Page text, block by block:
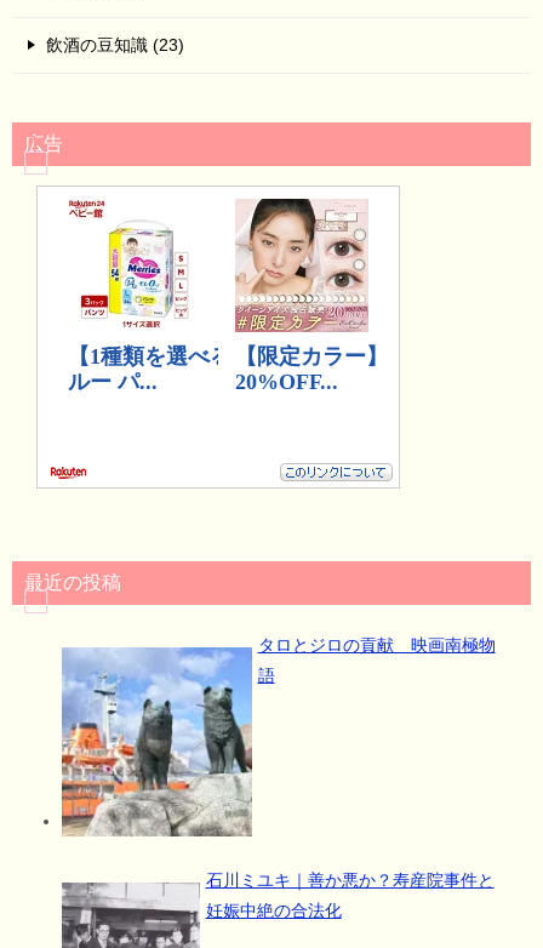
飲酒の豆知識 (23)
広告
最近の投稿
タロとジロの貢献 映画南極物
語
石川ミユキ｜善か悪か？寿産院事件と
妊娠中絶の合法化